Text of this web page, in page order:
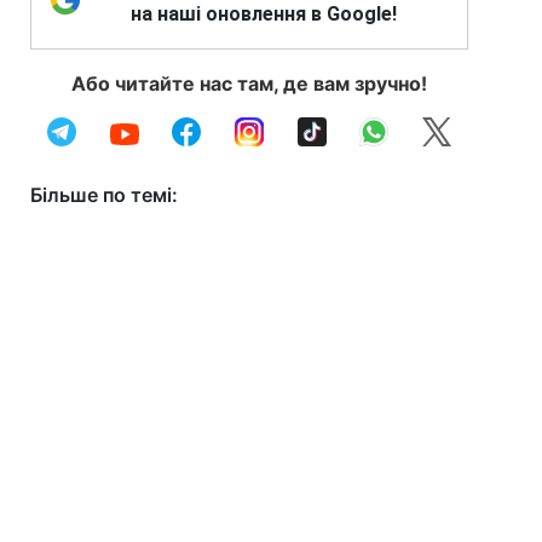
на наші оновлення в Google!
Або читайте нас там, де вам зручно!
Більше по темі: